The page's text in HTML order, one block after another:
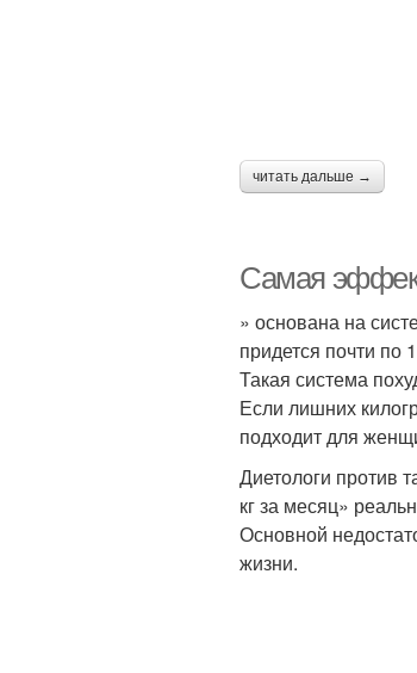
читать дальше →
Самая
» основана на
придется почти по
Такая система
Если лишних
подходит для
Диетологи против
кг за месяц»
Основной
жизни.